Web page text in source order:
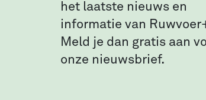
het laatste nieuws en
informatie van
Meld je dan gratis aan
onze nieuwsbrief.